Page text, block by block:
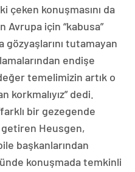
çeken konuşmasını da
Avrupa için “kabusa”
tutamayan
endişe
temelimizin artık o
korkmalıyız” dedi.
bir gezegende
getiren Heusgen,
başkanlarından
konuşmada temkinli